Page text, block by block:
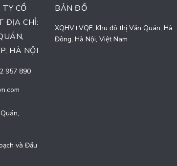
CỔ
ĐỊA CHỈ:
HÀ NỘI
957 890
và Đầu
BẢN ĐỒ
XQHV+VQF, Khu đô thị Văn Quán, Hà
Đông, Hà Nội, Việt Nam